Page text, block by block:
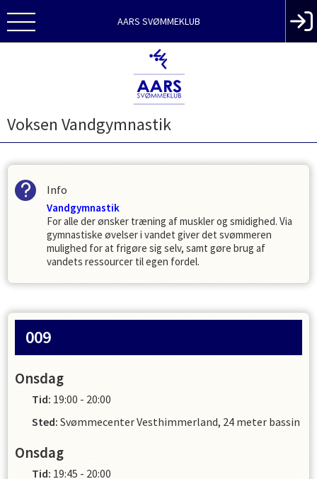
AARS SVØMMEKLUB
Voksen Vandgymnastik
Info
Vandgymnastik
For alle der ønsker træning af muskler og smidighed. Via
gymnastiske øvelser i vandet giver det svømmeren
mulighed for at frigøre sig selv, samt gøre brug af
vandets ressourcer til egen fordel.
009
Onsdag
Tid: 19:00 - 20:00
Sted: Svømmecenter Vesthimmerland, 24 meter bassin
Onsdag
Tid: 19:45 - 20:00